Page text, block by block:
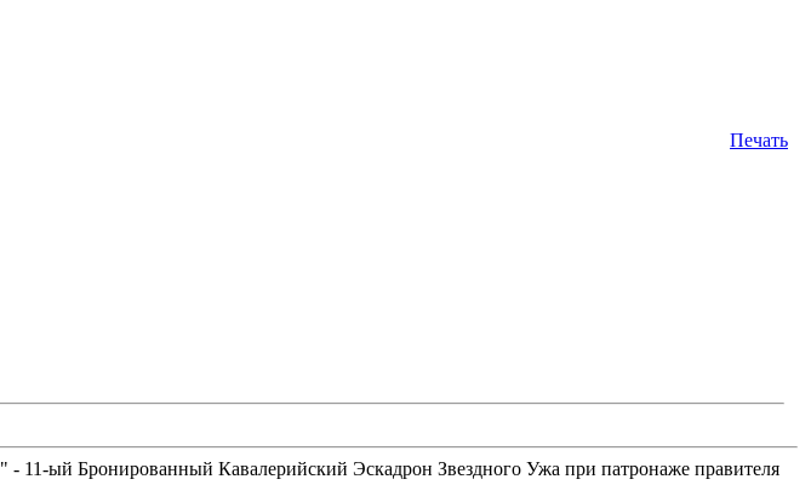
Печать
11-ый Бронированный Кавалерийский Эскадрон Звездного Ужа при патронаже правителя